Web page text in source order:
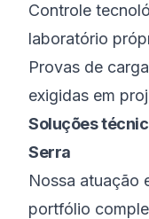
Controle
laboratório
Provas de
exigidas em
Soluções
Serra
Nossa atuação
portfólio